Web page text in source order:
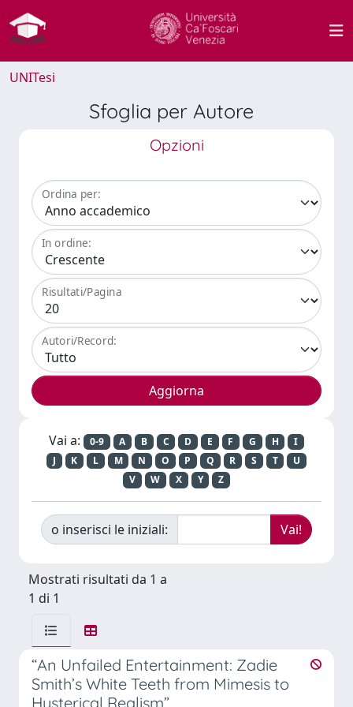
UNITesi
Sfoglia per Autore
Opzioni
Ordina per:
In ordine:
Risultati/Pagina
Autori/Record:
Vai a: 0-9 A B C D E F G H
I
J
K L M N O P Q R S T
U
V
W X Y Z
o inserisci le iniziali:
Mostrati risultati da 1 a
1 di 1
“An Unfailed Entertainment: Zadie
Smith’s White Teeth from Mimesis to
Hysterical Realism”.